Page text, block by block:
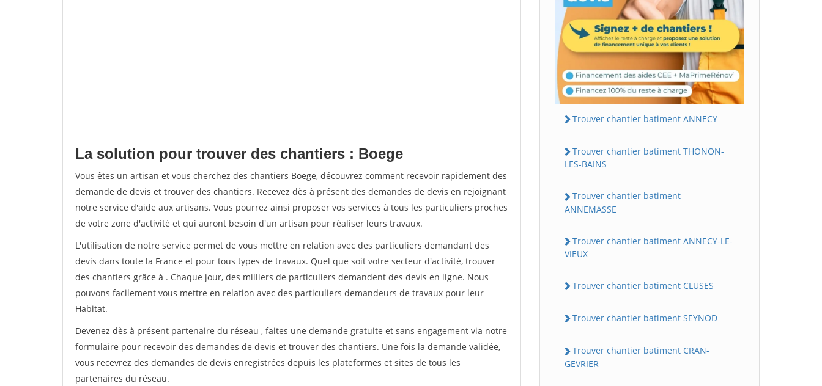
La solution pour trouver des chantiers : Boege
Vous êtes un artisan et vous cherchez des chantiers Boege, découvrez comment recevoir rapidement des
demande de devis et trouver des chantiers. Recevez dès à présent des demandes de devis en rejoignant
notre service d'aide aux artisans. Vous pourrez ainsi proposer vos services à tous les particuliers proches
de votre zone d'activité et qui auront besoin d'un artisan pour réaliser leurs travaux.
L'utilisation de notre service permet de vous mettre en relation avec des particuliers demandant des
devis dans toute la France et pour tous types de travaux. Quel que soit votre secteur d'activité, trouver
des chantiers grâce à . Chaque jour, des milliers de particuliers demandent des devis en ligne. Nous
pouvons facilement vous mettre en relation avec des particuliers demandeurs de travaux pour leur
Habitat.
Devenez dès à présent partenaire du réseau , faites une demande gratuite et sans engagement via notre
formulaire pour recevoir des demandes de devis et trouver des chantiers. Une fois la demande validée,
vous recevrez des demandes de devis enregistrées depuis les plateformes et sites de tous les
partenaires du réseau.
Trouver chantier batiment ANNECY
Trouver chantier batiment THONON-
LES-BAINS
Trouver chantier batiment
ANNEMASSE
Trouver chantier batiment ANNECY-LE-
VIEUX
Trouver chantier batiment CLUSES
Trouver chantier batiment SEYNOD
Trouver chantier batiment CRAN-
GEVRIER